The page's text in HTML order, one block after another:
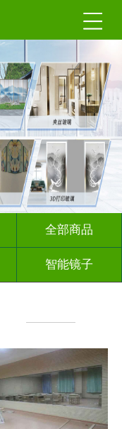
全部商品
智能镜子